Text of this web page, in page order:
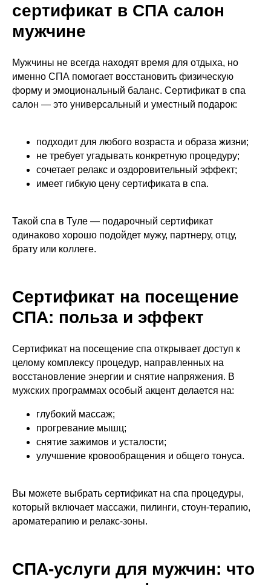
сертификат в СПА салон
мужчине
Мужчины не всегда находят время для отдыха, но
именно СПА помогает восстановить физическую
форму и эмоциональный баланс. Сертификат в спа
салон — это универсальный и уместный подарок:
подходит для любого возраста и образа жизни;
не требует угадывать конкретную процедуру;
сочетает релакс и оздоровительный эффект;
имеет гибкую цену сертификата в спа.
Такой спа в Туле — подарочный сертификат
одинаково хорошо подойдет мужу, партнеру, отцу,
брату или коллеге.
Сертификат на посещение
СПА: польза и эффект
Сертификат на посещение спа открывает доступ к
целому комплексу процедур, направленных на
восстановление энергии и снятие напряжения. В
мужских программах особый акцент делается на:
глубокий массаж;
прогревание мышц;
снятие зажимов и усталости;
улучшение кровообращения и общего тонуса.
Вы можете выбрать сертификат на спа процедуры,
который включает массажи, пилинги, стоун-терапию,
ароматерапию и релакс-зоны.
СПА-услуги для мужчин: что